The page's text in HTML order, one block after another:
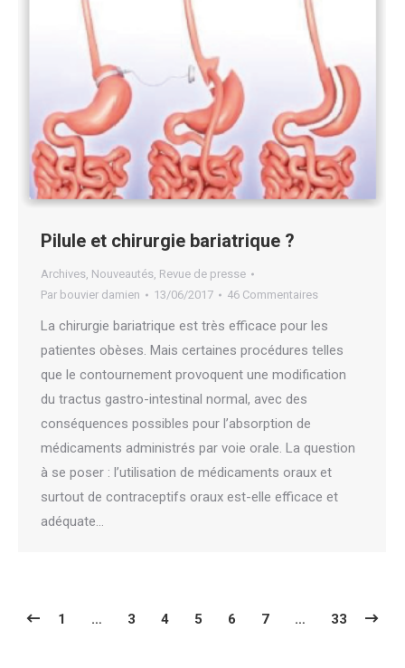
Pilule et chirurgie bariatrique ?
Archives, Nouveautés, Revue de presse
Par bouvier damien 13/06/2017 46 Commentaires
La chirurgie bariatrique est très efficace pour les
patientes obèses. Mais certaines procédures telles
que le contournement provoquent une modification
du tractus gastro-intestinal normal, avec des
conséquences possibles pour l’absorption de
médicaments administrés par voie orale. La question
à se poser : l’utilisation de médicaments oraux et
surtout de contraceptifs oraux est-elle efficace et
adéquate…
1 … 3 4 5 6 7 … 33